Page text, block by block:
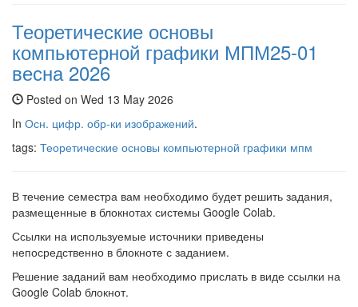
Теоретические основы
компьютерной графики МПМ25-01
весна 2026
Posted on Wed 13 May 2026
In Осн. цифр. обр-ки изображений.
tags: Теоретические основы компьютерной графики мпм
В течение семестра вам необходимо будет решить задания,
размещенные в блокнотах системы Google Colab.
Ссылки на используемые источники приведены
непосредственно в блокноте с заданием.
Решение заданий вам необходимо прислать в виде ссылки на
Google Colab блокнот.